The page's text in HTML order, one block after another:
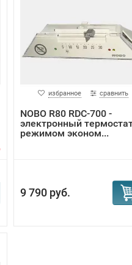
избранное сравнить
NOBO R80 RDC-700 -
электронный
режимом эконом...
9 790 руб.